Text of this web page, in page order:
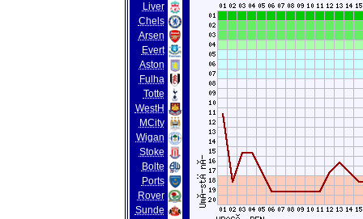
Liver
Chels
Arsen
Evert
Aston
Fulha
Totte
WestH
MCity
Wigan
Stoke
Bolte
Ports
Rover
Sunde